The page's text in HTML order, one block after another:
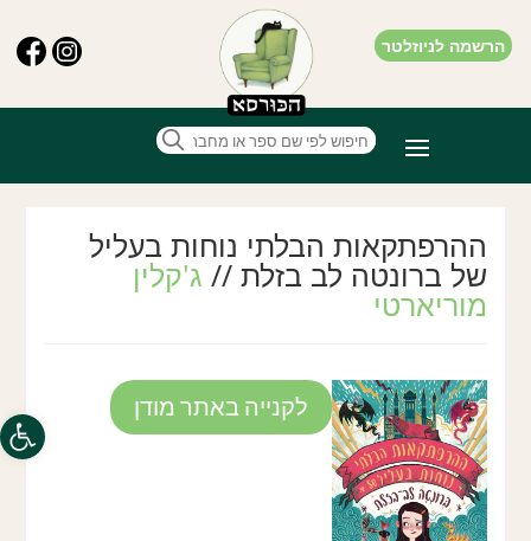
פתח
הרשמה לניוזלטר
ההרפתקאות הבלתי נוחות בעליל
של ברונטה לב בזלת // ג'קלין
מוריארטי
THE EXTREMELY
INCONVENIENT
ADVENTURES OF
BRONTE
METTLESTONE
Jaclyn Moriarty
לקנייה באתר מודן